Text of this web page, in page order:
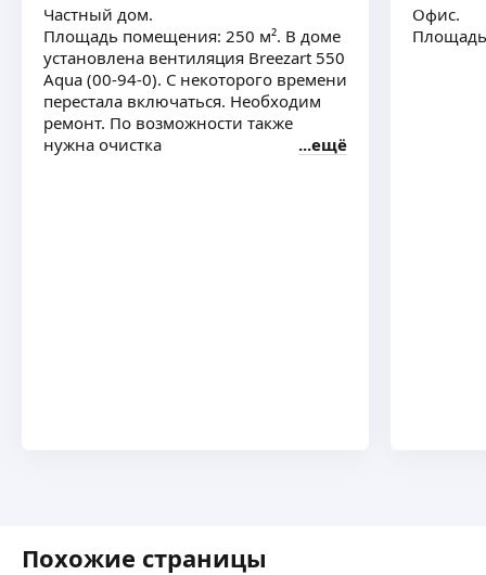
Частный дом.
Площадь помещения: 250 м². В доме
установлена вентиляция Breezart 550
Aqua (00-94-0). С некоторого времени
перестала включаться. Необходим
ремонт. По возможности также
нужна очистка
ещё
Офис.
Похожие страницы